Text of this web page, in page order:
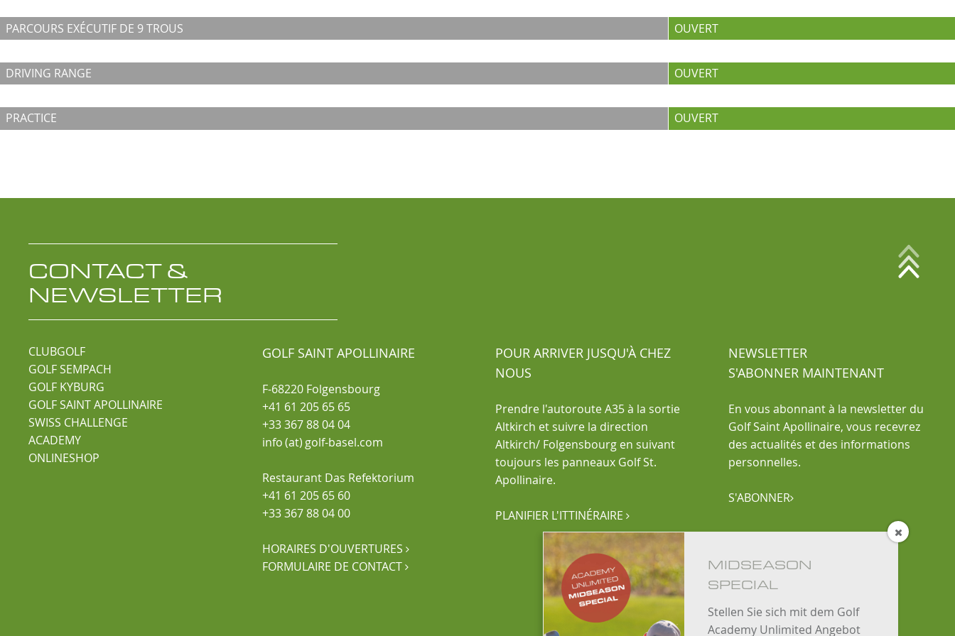
PARCOURS EXÉCUTIF DE 9 TROUS OUVERT
DRIVING RANGE OUVERT
PRACTICE OUVERT
CONTACT &
NEWSLETTER
CLUBGOLF
GOLF SEMPACH
GOLF KYBURG
GOLF SAINT APOLLINAIRE
SWISS CHALLENGE
ACADEMY
ONLINESHOP
GOLF SAINT APOLLINAIRE
F-68220 Folgensbourg
+41 61 205 65 65
+33 367 88 04 04
info (at) golf-basel.com
Restaurant Das Refektorium
+41 61 205 65 60
+33 367 88 04 00
HORAIRES D'OUVERTURES 
FORMULAIRE DE CONTACT 
POUR ARRIVER JUSQU'À CHEZ
NOUS
Prendre l'autoroute A35 à la sortie
Altkirch et suivre la direction
Altkirch/ Folgensbourg en suivant
toujours les panneaux Golf St.
Apollinaire.
PLANIFIER L'ITTINÉRAIRE 
NEWSLETTER
S'ABONNER MAINTENANT
En vous abonnant à la newsletter du
Golf Saint Apollinaire, vous recevrez
des actualités et des informations
personnelles.
S'ABONNER
MIDSEASON
SPECIAL
Stellen Sie sich mit dem Golf
Academy Unlimited Angebot
